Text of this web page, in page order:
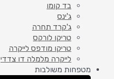
בד קומו
ג'ינס
ג'קרד תחרה
טריקו לורקס
טריקו מודפס לייקרה
לייקרה מלמלה דו צדדי
מטפחות משולבות